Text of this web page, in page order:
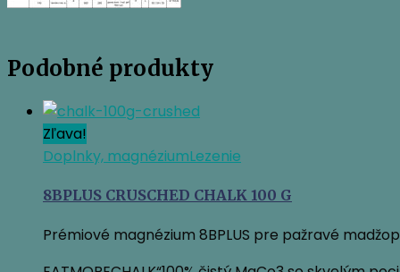
Podobné produkty
Zľava!
Doplnky, magnéziumLezenie
8BPLUS CRUSCHED CHALK 100 G
Prémiové magnézium 8BPLUS pre pažravé